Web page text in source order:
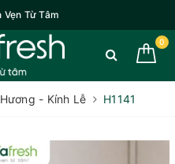
Từ Tâm
0
- Kính Lễ H1141